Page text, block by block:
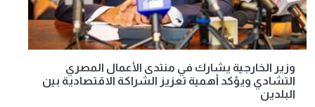
وزير الخارجية يشارك في منتدى الأعمال المصري
التشادي ويؤكد أهمية تعزيز الشراكة الاقتصادية بين
البلدين